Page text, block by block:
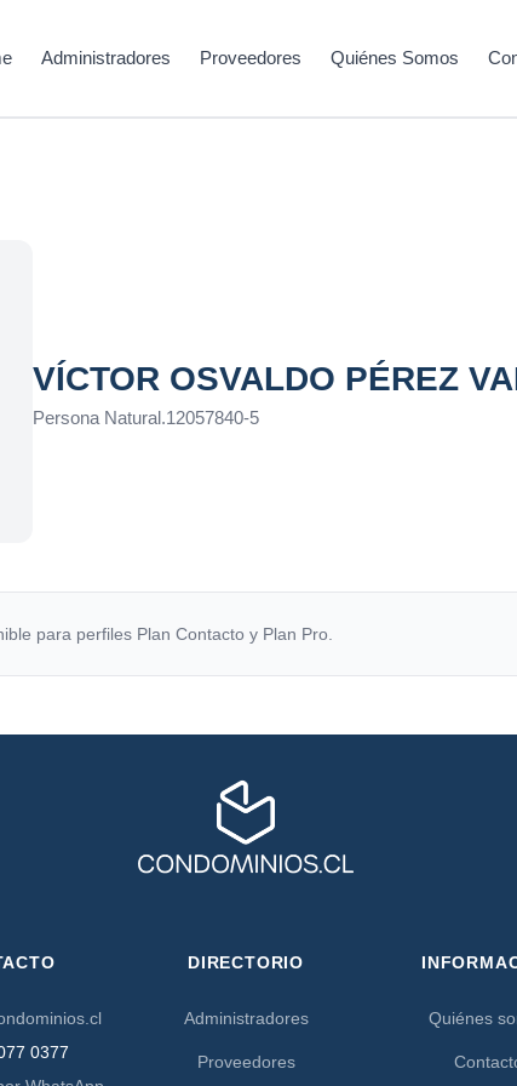
Administradores Proveedores Quiénes Somos
VÍCTOR OSVALDO PÉREZ
Persona Natural.12057840-5
para perfiles Plan Contacto y Plan Pro.
0377
DIRECTORIO
Administradores
Proveedores
Quiénes